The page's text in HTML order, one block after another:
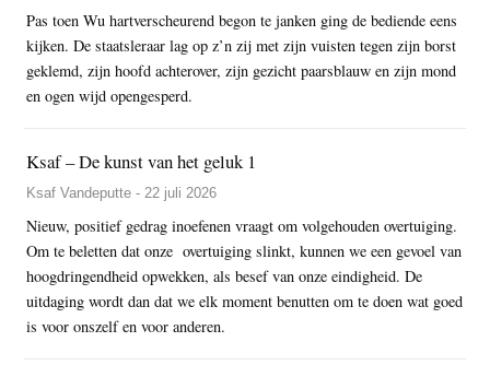
Pas toen Wu hartverscheurend begon te janken ging de bediende eens
kijken. De staatsleraar lag op z’n zij met zijn vuisten tegen zijn borst
geklemd, zijn hoofd achterover, zijn gezicht paarsblauw en zijn mond
en ogen wijd opengesperd.
Ksaf – De kunst van het geluk 1
Ksaf Vandeputte - 22 juli 2026
Nieuw, positief gedrag inoefenen vraagt om volgehouden overtuiging.
Om te beletten dat onze overtuiging slinkt, kunnen we een gevoel van
hoogdringendheid opwekken, als besef van onze eindigheid. De
uitdaging wordt dan dat we elk moment benutten om te doen wat goed
is voor onszelf en voor anderen.